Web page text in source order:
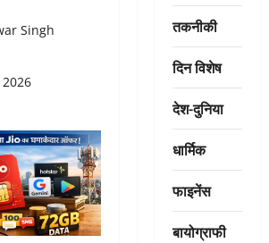
Singh
तकनीकी
दिन विशेष
देश-दुनिया
धार्मिक
फाइनेंस
बायोग्राफी